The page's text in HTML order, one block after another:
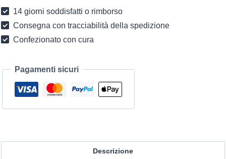
14 giorni soddisfatti o rimborso
Consegna con tracciabilità della spedizione
Confezionato con cura
Pagamenti sicuri
Descrizione